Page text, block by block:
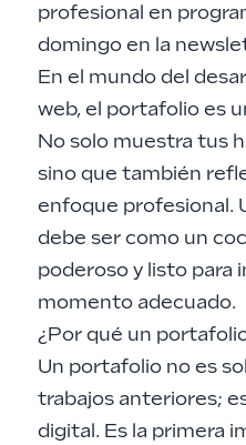
profesional en
domingo en la
En el mundo del
web, el portafolio es
No solo muestra tus
sino que también
enfoque profesional.
debe ser como un
poderoso y listo para
momento adecuado.
¿Por qué un
Un portafolio no es
trabajos anteriores;
digital. Es la primera